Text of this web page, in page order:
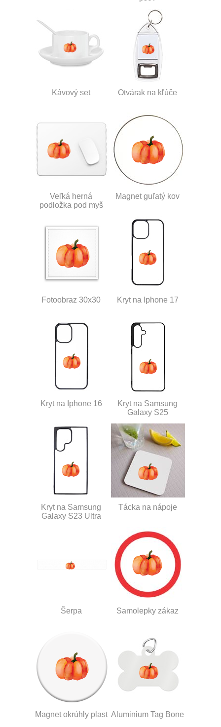
Kávový set Otvárak na kľúče
Veľká herná
podložka pod myš
Magnet guľatý kov
Fotoobraz 30x30 Kryt na Iphone 17
Kryt na Iphone 16
Kryt na Samsung
Galaxy S25
Kryt na Samsung
Galaxy S23 Ultra
Tácka na nápoje
Šerpa Samolepky zákaz
Magnet okrúhly plast Aluminium Tag Bone